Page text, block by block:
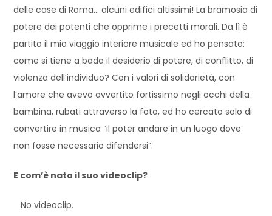
delle case di Roma… alcuni edifici altissimi! La bramosia di
potere dei potenti che opprime i precetti morali. Da lì è
partito il mio viaggio interiore musicale ed ho pensato:
come si tiene a bada il desiderio di potere, di conflitto, di
violenza dell’individuo? Con i valori di solidarietà, con
l’amore che avevo avvertito fortissimo negli occhi della
bambina, rubati attraverso la foto, ed ho cercato solo di
convertire in musica “il poter andare in un luogo dove
non fosse necessario difendersi”.
E com’è nato il suo videoclip?
No videoclip.